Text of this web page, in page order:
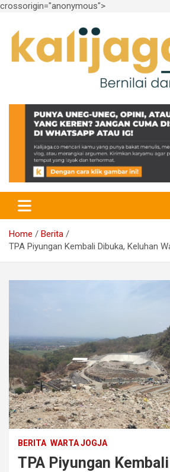
crossorigin="anonymous">
content
kalijaga.co
Home
Berita
TPA Piyungan Kembali Dibuka, Keluhan
BERITA WARTA JOGJA
TPA Piyungan